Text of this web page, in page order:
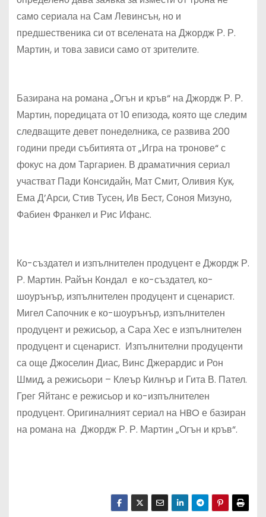
само сериала на Сам Левинсън, но и
предшественика си от вселената на Джордж Р. Р.
Мартин, и това зависи само от зрителите.
Базирана на романа „Огън и кръв“ на Джордж Р. Р.
Мартин, поредицата от 10 епизода, която ще следим
следващите девет понеделника, се развива 200
години преди събитията от „Игра на тронове“ с
фокус на дом Таргариен. В драматичния сериал
участват Пади Консидайн, Мат Смит, Оливия Кук,
Ема Д’Арси, Стив Тусен, Ив Бест, Соноя Мизуно,
Фабиен Франкел и Рис Ифанс.
Ко-създател и изпълнителен продуцент е Джордж Р.
Р. Мартин. Райън Кондал е ко-създател, ко-
шоурънър, изпълнителен продуцент и сценарист.
Мигел Сапочник е ко-шоурънър, изпълнителен
продуцент и режисьор, а Сара Хес е изпълнителен
продуцент и сценарист. Изпълнителни продуценти
са още Джоселин Диас, Винс Джерардис и Рон
Шмид, а режисьори – Клеър Килнър и Гита В. Пател.
Грег Яйтанс е режисьор и ко-изпълнителен
продуцент. Оригиналният сериал на HBO е базиран
на романа на Джордж Р. Р. Мартин „Огън и кръв“.